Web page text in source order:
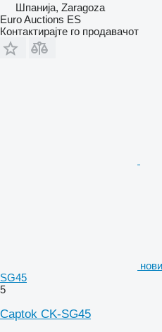
Шпанија, Zaragoza
Euro Auctions ES
Контактирајте го продавачот
SG45
5
Captok CK-SG45